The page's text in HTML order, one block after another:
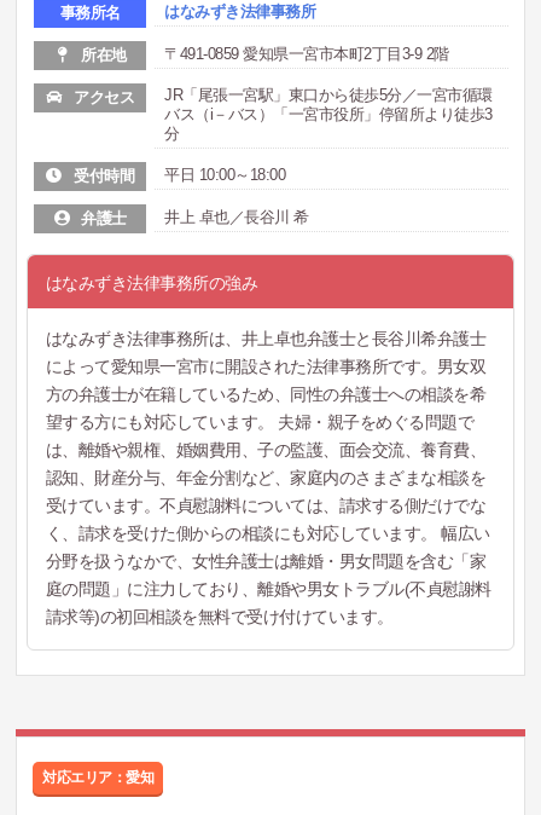
事務所名 はなみずき法律事務所
所在地 〒491-0859 愛知県一宮市本町2丁目3-9 2階
アクセス
JR「尾張一宮駅」東口から徒歩5分／一宮市循環
バス（i－バス）「一宮市役所」停留所より徒歩3
分
受付時間 平日 10:00～18:00
弁護士 井上 卓也／長谷川 希
はなみずき法律事務所の強み
はなみずき法律事務所は、井上卓也弁護士と長谷川希弁護士
によって愛知県一宮市に開設された法律事務所です。男女双
方の弁護士が在籍しているため、同性の弁護士への相談を希
望する方にも対応しています。 夫婦・親子をめぐる問題で
は、離婚や親権、婚姻費用、子の監護、面会交流、養育費、
認知、財産分与、年金分割など、家庭内のさまざまな相談を
受けています。不貞慰謝料については、請求する側だけでな
く、請求を受けた側からの相談にも対応しています。 幅広い
分野を扱うなかで、女性弁護士は離婚・男女問題を含む「家
庭の問題」に注力しており、離婚や男女トラブル(不貞慰謝料
請求等)の初回相談を無料で受け付けています。
対応エリア：愛知